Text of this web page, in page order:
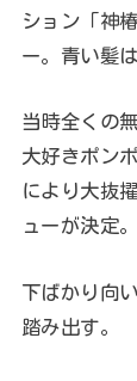
ション「神
ー。青い髪
当時全くの
大好きポン
により大抜
ューが決定。
下ばかり向
踏み出す。